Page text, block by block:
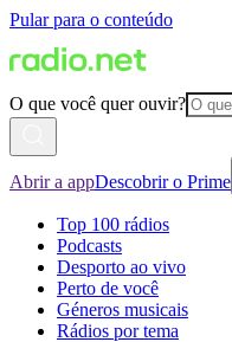
Pular para o conteúdo
O que você quer ouvir?
Abrir a appDescobrir o Prime
Top 100 rádios
Podcasts
Desporto ao vivo
Perto de você
Géneros musicais
Rádios por tema